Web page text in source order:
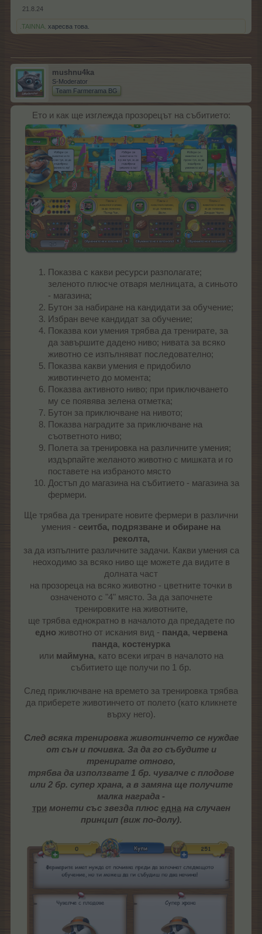
21.8.24
.TAINNA. харесва това.
mushnu4ka
S-Moderator
Team Farmerama BG
Ето и как ще изглежда прозорецът на събитието:
Показва с какви ресурси разполагате;
зеленото плюсче отваря мелницата, а синьото
- магазина;
Бутон за набиране на кандидати за обучение;
Избран вече кандидат за обучение;
Показва кои умения трябва да тренирате, за
да завършите дадено ниво; нивата за всяко
животно се изпълняват последователно;
Показва какви умения е придобило
животинчето до момента;
Показва активното ниво; при приключването
му се появява зелена отметка;
Бутон за приключване на нивото;
Показва наградите за приключване на
съответното ниво;
Полета за тренировка на различните умения;
издърпайте желаното животно с мишката и го
поставете на избраното място
Достъп до магазина на събитието - магазина за
фермери.
Ще трябва да тренирате новите фермери в различни
умения - сеитба, подрязване и обиране на
реколта,
за да изпълните различните задачи. Какви умения са
неоходимо за всяко ниво ще можете да видите в
долната част
на прозореца на всяко животно - цветните точки в
означеното с "4" място. За да започнете
тренировките на животните,
ще трябва еднократно в началото да предадете по
едноживотно от искания вид - панда, червена
панда, костенурка
или маймуна, като всеки играч в началото на
събитието ще получи по 1 бр.​
След приключване на времето за тренировка трябва
да приберете животинчето от полето (като кликнете
върху него).
След всяка тренировка животинчето се нуждае
от сън и почивка. За да го събудите и
тренирате отново,
трябва да използвате 1 бр. чувалче с плодове
или 2 бр. супер храна, а в замяна ще получите
малка награда -
три монетисъс звезда плюс еднана случаен
принцип (виж по-долу).